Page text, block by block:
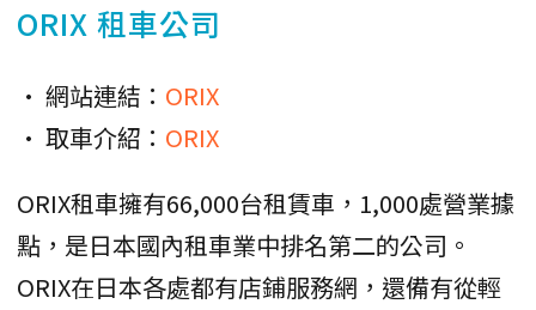
ORIX 租車公司
• 網站連結： ORIX
• 取車介紹： ORIX
ORIX租車擁有66,000台租賃車，1,000處營業據
點，是日本國內租車業中排名第二的公司。
ORIX在日本各處都有店鋪服務網，還備有從輕